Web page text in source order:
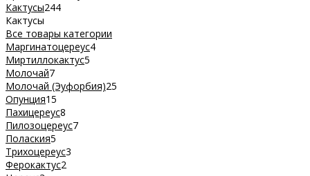
Кактусы244
Кактусы
Все товары категории
Маргинатоцереус4
Миртиллокактус5
Молочай7
Молочай (Эуфорбия)25
Опунция15
Пахицереус8
Пилозоцереус7
Полаския5
Трихоцереус3
Ферокактус2